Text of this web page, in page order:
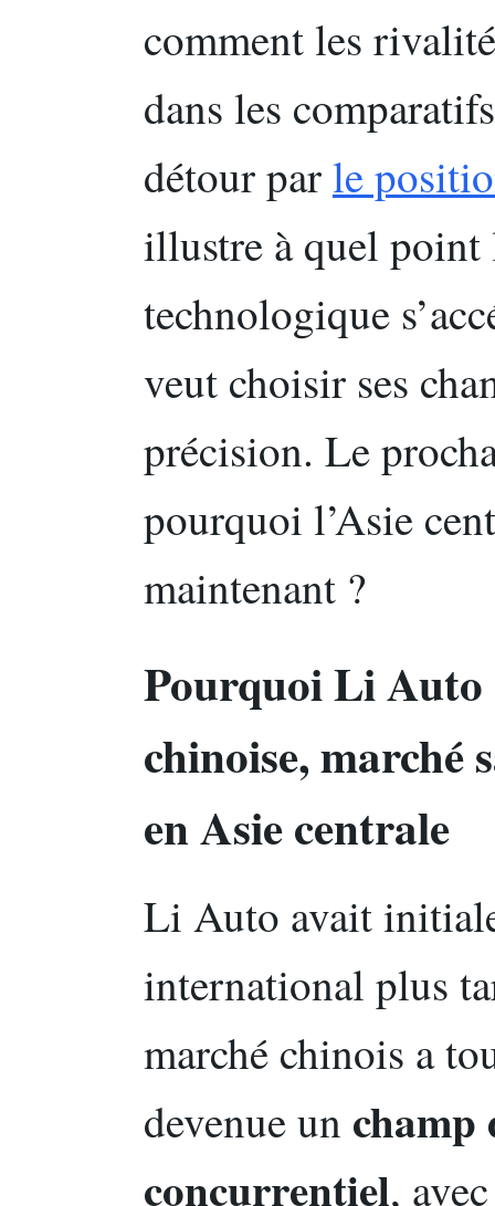
comment les
dans les
détour parle
illustre à quel point
technologique
veut choisir ses
précision. Le
pourquoi l’Asie
maintenant ?
Pourquoi Li Auto
chinoise, marché
en Asie centrale
Li Auto avait
international plus
marché chinois a
devenue un
concurrentiel,